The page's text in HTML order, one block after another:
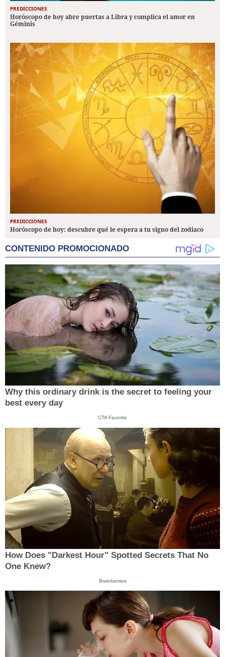
PREDICCIONES
Horóscopo de hoy abre puertas a Libra y complica el amor en
Géminis
PREDICCIONES
Horóscopo de hoy: descubre qué le espera a tu signo del zodiaco
CONTENIDO PROMOCIONADO
Why this ordinary drink is the secret to feeling your
best every day
CTA Favorite
How Does "Darkest Hour" Spotted Secrets That No
One Knew?
Brainberries